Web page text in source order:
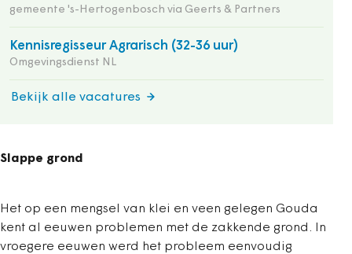
gemeente 's-Hertogenbosch via Geerts & Partners
Kennisregisseur Agrarisch (32-36 uur)
Omgevingsdienst NL
Bekijk alle vacatures
Slappe grond
Het op een mengsel van klei en veen gelegen Gouda
kent al eeuwen problemen met de zakkende grond. In
vroegere eeuwen werd het probleem eenvoudig